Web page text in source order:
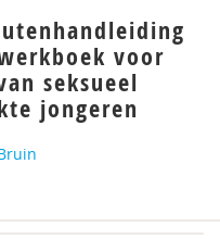
voor
seksueel
jongeren